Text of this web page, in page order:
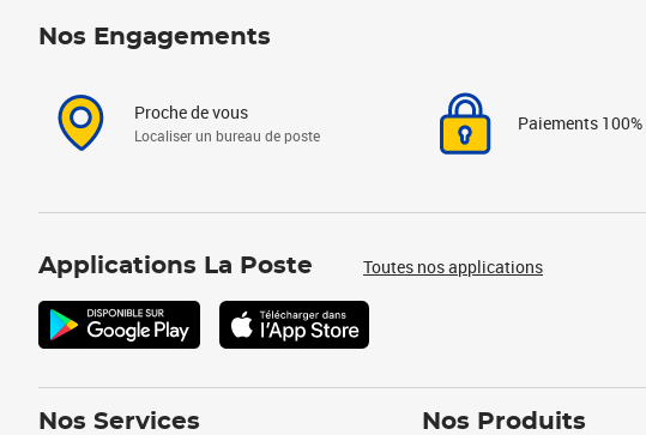
Nos Engagements
Proche de vous
Localiser un bureau de poste
Paiements
Applications La Poste Toutes nos applications
Nos Services Nos Produits